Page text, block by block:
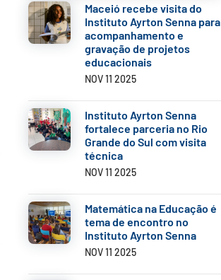
Maceió recebe visita do
Instituto Ayrton Senna para
acompanhamento e
gravação de projetos
educacionais
NOV 11 2025
Instituto Ayrton Senna
fortalece parceria no Rio
Grande do Sul com visita
técnica
NOV 11 2025
Matemática na Educação é
tema de encontro no
Instituto Ayrton Senna
NOV 11 2025